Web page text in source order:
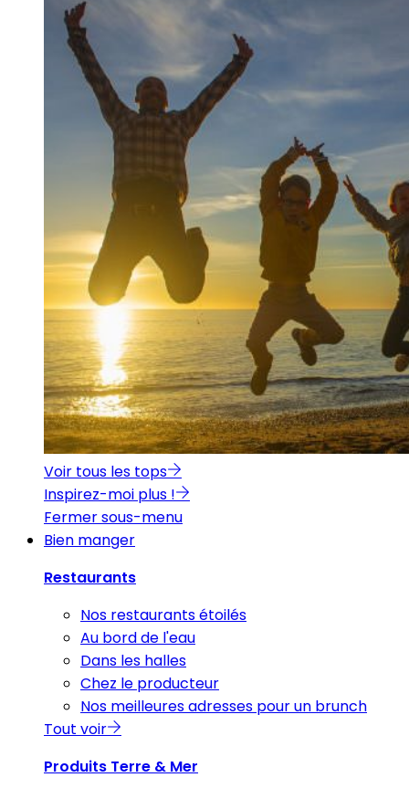
Voir tous les tops
Inspirez-moi plus !
Fermer sous-menu
Bien manger
Restaurants
Nos restaurants étoilés
Au bord de l'eau
Dans les halles
Chez le producteur
Nos meilleures adresses pour un brunch
Tout voir
Produits Terre & Mer